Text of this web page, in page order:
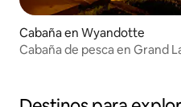
Cabaña en Wyandotte
Cabaña de pesca en Grand